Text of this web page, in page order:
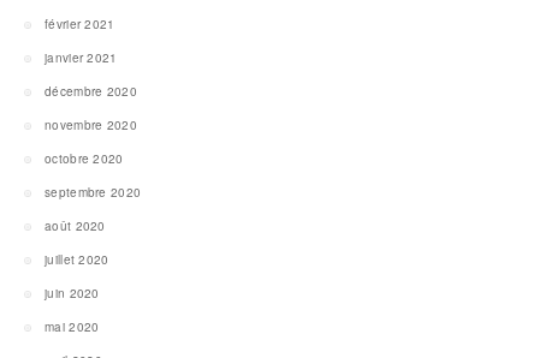
février 2021
janvier 2021
décembre 2020
novembre 2020
octobre 2020
septembre 2020
août 2020
juillet 2020
juin 2020
mai 2020